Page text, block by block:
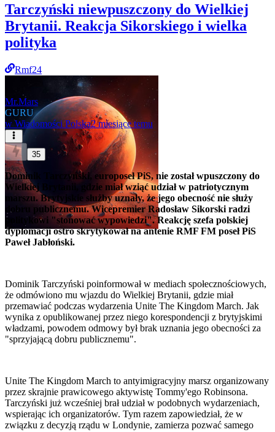
Tarczyński niewpuszczony do Wielkiej
Brytanii. Reakcja Sikorskiego i wielka
polityka
Rmf24
Mr.Mars
GURU
w Wiadomości Polska2 miesiące temu
35
Dominik Tarczyński, europoseł PiS, nie został wpuszczony do
Wielkiej Brytanii, gdzie miał wziąć udział w patriotycznym
marszu. Brytyjskie służby uznały, że jego obecność nie służy
dobru publicznemu. Wicepremier Radosław Sikorski radzi
politykowi "stonować wypowiedzi". Reakcję szefa polskiej
dyplomacji ostro skrytykował na antenie RMF FM poseł PiS
Paweł Jabłoński.
Dominik Tarczyński poinformował w mediach społecznościowych,
że odmówiono mu wjazdu do Wielkiej Brytanii, gdzie miał
przemawiać podczas wydarzenia Unite The Kingdom March. Jak
wynika z opublikowanej przez niego korespondencji z brytyjskimi
władzami, powodem odmowy był brak uznania jego obecności za
"sprzyjającą dobru publicznemu".
Unite The Kingdom March to antyimigracyjny marsz organizowany
przez skrajnie prawicowego aktywistę Tommy'ego Robinsona.
Tarczyński już wcześniej brał udział w podobnych wydarzeniach,
wspierając ich organizatorów. Tym razem zapowiedział, że w
związku z decyzją rządu w Londynie, zamierza pozwać samego